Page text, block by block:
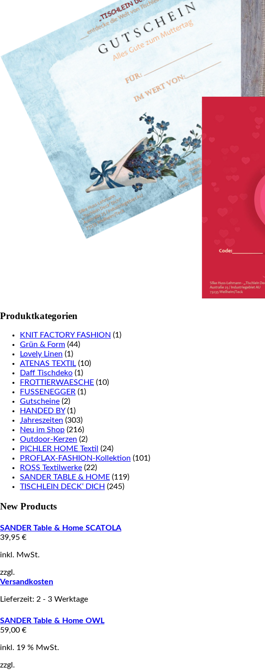
Produktkategorien
KNIT FACTORY FASHION (1)
Grün & Form (44)
Lovely Linen (1)
ATENAS TEXTIL (10)
Daff Tischdeko (1)
FROTTIERWAESCHE (10)
FUSSENEGGER (1)
Gutscheine (2)
HANDED BY (1)
Jahreszeiten (303)
Neu im Shop (216)
Outdoor-Kerzen (2)
PICHLER HOME Textil (24)
PROFLAX-FASHION-Kollektion (101)
ROSS Textilwerke (22)
SANDER TABLE & HOME (119)
TISCHLEIN DECK‘ DICH (245)
New Products
SANDER Table & Home SCATOLA
39,95 €
inkl. MwSt.
zzgl.
Versandkosten
Lieferzeit: 2 - 3 Werktage
SANDER Table & Home OWL
59,00 €
inkl. 19 % MwSt.
zzgl.